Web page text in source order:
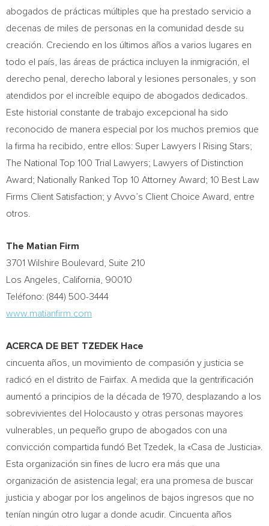
abogados de prácticas múltiples que ha prestado servicio a
decenas de miles de personas en la comunidad desde su
creación. Creciendo en los últimos años a varios lugares en
todo el país, las áreas de práctica incluyen la inmigración, el
derecho penal, derecho laboral y lesiones personales, y son
atendidos por el increíble equipo de abogados dedicados.
Este historial constante de trabajo excepcional ha sido
reconocido de manera especial por los muchos premios que
la firma ha recibido, entre ellos: Super Lawyers | Rising Stars;
The National Top 100 Trial Lawyers; Lawyers of Distinction
Award; Nationally Ranked Top 10 Attorney Award; 10 Best Law
Firms Client Satisfaction; y Avvo’s Client Choice Award, entre
otros.
The Matian Firm
3701 Wilshire Boulevard, Suite 210
Los Angeles, California , 90010
Teléfono: (844) 500-3444
www.matianfirm.com
ACERCA DE BET TZEDEK Hace
cincuenta años, un movimiento de compasión y justicia se
radicó en el distrito de Fairfax . A medida que la gentrificación
aumentó a principios de la década de 1970, desplazando a los
sobrevivientes del Holocausto y otras personas mayores
vulnerables, un pequeño grupo de abogados con una
convicción compartida fundó Bet Tzedek, la «Casa de Justicia».
Esta organización sin fines de lucro era más que una
organización de asistencia legal; era una promesa de buscar
justicia y abogar por los angelinos de bajos ingresos que no
tenían ningún otro lugar a donde acudir. Cincuenta años